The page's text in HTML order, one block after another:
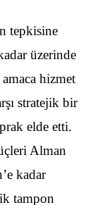
tepkisine
üzerinde
hizmet
stratejik bir
elde etti.
Alman
kadar
tampon